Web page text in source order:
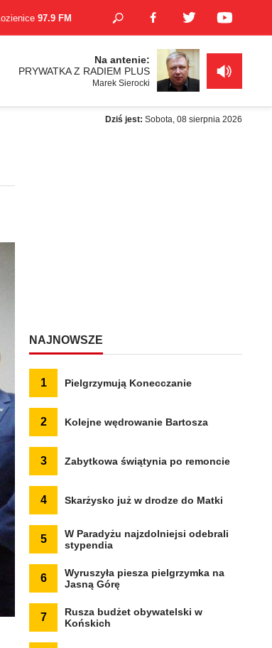
97.9 FM
Na antenie:
PRYWATKA Z RADIEM PLUS
Marek Sierocki
Dziś jest: Sobota, 08 sierpnia 2026
NAJNOWSZE
1 Pielgrzymują Konecczanie
2 Kolejne wędrowanie Bartosza
3 Zabytkowa świątynia po remoncie
4 Skarżysko już w drodze do Matki
5
W Paradyżu najzdolniejsi odebrali
stypendia
6
Wyruszyła piesza pielgrzymka na
Jasną Górę
7
Rusza budżet obywatelski w
Końskich